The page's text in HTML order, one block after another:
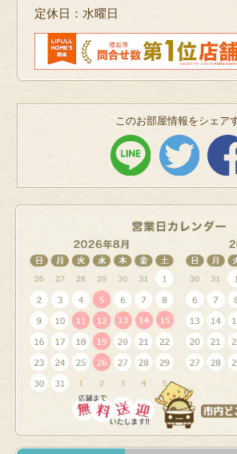
定休日：水曜日
このお部屋情報をシェア